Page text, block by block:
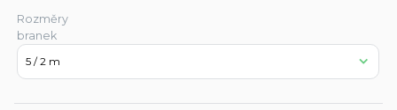
Rozměry
branek